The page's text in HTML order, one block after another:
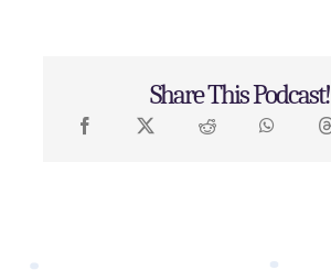
Share This Podcast!